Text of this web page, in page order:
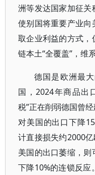
洲等发达国家加征关
使别国将重要产业
取企业利益的方式
链本土“全覆盖”，维
德国是欧洲最
国，2024年商品出
税”正在削弱德国曾
对美国的出口下降
计直接损失约2000
美国的出口萎缩，
下降10%的连锁反应